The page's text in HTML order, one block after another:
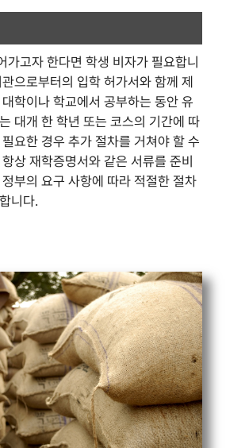
가고자 한다면 학생 비자가 필요합니
으로부터의 입학 허가서와 함께 제
학이나 학교에서 공부하는 동안 유
대개 한 학년 또는 코스의 기간에 따
요한 경우 추가 절차를 거쳐야 할 수
상 재학증명서와 같은 서류를 준비
부의 요구 사항에 따라 적절한 절차
니다.